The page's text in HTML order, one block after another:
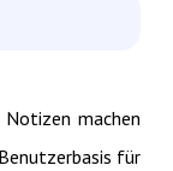
machen
für